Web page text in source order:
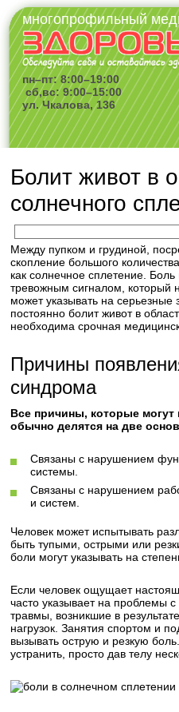
многопрофильный
пн–пт: 8:00–19:00
сб,вс: 9:00–15:00
ул. Чкалова, 136
Болит живот в
солнечного
Между пупком и грудиной,
скопление большого
как солнечное сплетение. Боль
тревожным сигналом, который
может указывать на серьезные
постоянно болит живот в
необходима срочная
Причины
синдрома
Все причины, которые
обычно делятся на две
Связаны с нарушением
системы.
Связаны с нарушением
и систем.
Человек может испытывать
быть тупыми, острыми или
боли могут указывать на
Если человек ощущает
часто указывает на проблемы
травмы, возникшие в
нагрузок. Занятия спортом и
вызывать острую и резкую
устранить, просто дав телу